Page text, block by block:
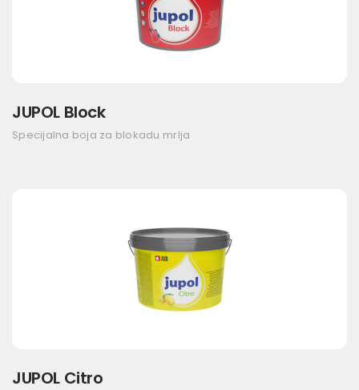
JUPOL Block
Specijalna boja za blokadu mrlja
JUPOL Citro